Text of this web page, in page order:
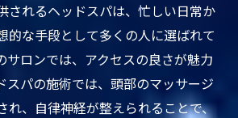
されるヘッドスパは、忙しい日常か
的な手段として多くの人に選ばれて
サロンでは、アクセスの良さが魅力
スパの施術では、頭部のマッサージ
れ、自律神経が整えられることで、